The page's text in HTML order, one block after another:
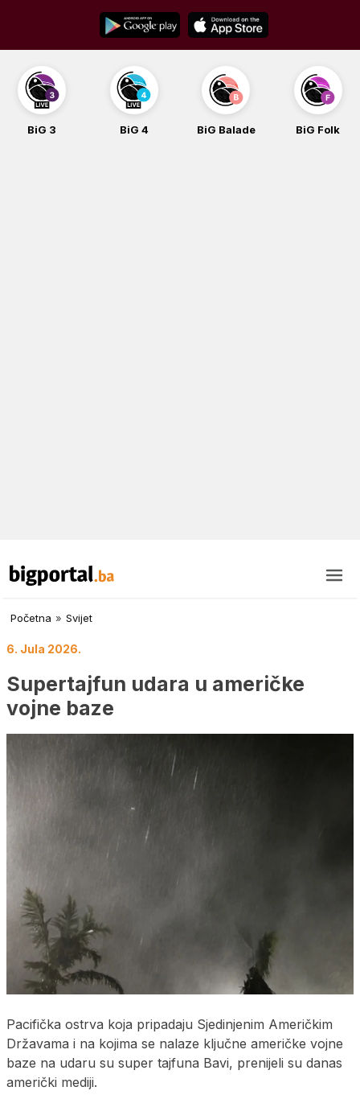
content
BiG 3 BiG 4 BiG Balade BiG Folk
Početna » Svijet
6. Jula 2026.
Supertajfun udara u američke
vojne baze
Pacifička ostrva koja pripadaju Sjedinjenim Američkim
Državama i na kojima se nalaze ključne američke vojne
baze na udaru su super tajfuna Bavi, prenijeli su danas
američki mediji.